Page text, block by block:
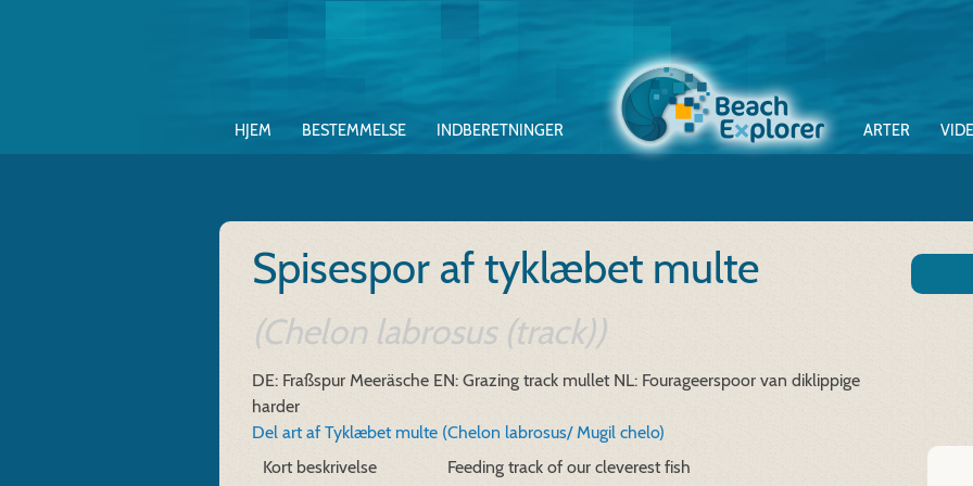
HJEM BESTEMMELSE INDBERETNINGER ARTER
Spisespor af tyklæbet multe
(Chelon labrosus (track))
DE: Fraßspur Meeräsche EN: Grazing track mullet NL: Fourageerspoor van diklippige
harder
Del art af Tyklæbet multe (Chelon labrosus/ Mugil chelo)
Kort beskrivelse
Feeding track of our cleverest fish